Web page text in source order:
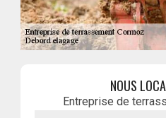
NOUS
Entreprise de